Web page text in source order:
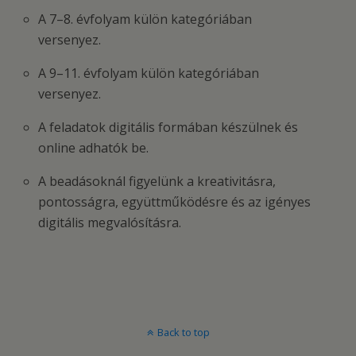
A 7–8. évfolyam külön kategóriában
versenyez.
A 9–11. évfolyam külön kategóriában
versenyez.
A feladatok digitális formában készülnek és
online adhatók be.
A beadásoknál figyelünk a kreativitásra,
pontosságra, együttműködésre és az igényes
digitális megvalósításra.
Back to top